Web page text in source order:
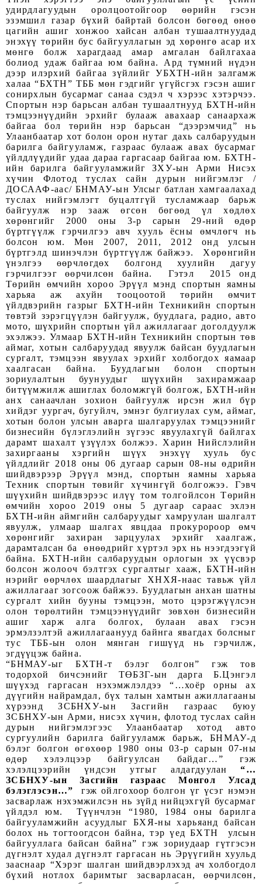
удирдлагуудын оролцоотойгоор өөрийн гэсэн
эзэмшил газар бүхий байртай болсон бөгөөд өнөө
цагийн ашиг хонжоо хайсан албан тушаалтнуудад
энэхүү төрийн бус байгууллагын эд хөрөнгө асар их
мөнгө болж харагдаад амар амгалан байлгахаа
болиод удаж байгаа юм байна. Ард түмний нүдэн
дээр илэрхий байгаа зүйлийг УБХТН-ийн залгамж
халаа “БХТН” ТББ мөн гэдгийг үгүйсгэх гэсэн ашиг
сонирхлын бусармаг санаа сэдэл ч хэрээс хэтэрчээ.
Спортын нэр барьсан албан тушаалтнууд БХТН-ийн
тэмцээнүүдийн эрхийг булааж авахаар санаархаж
байгаа бол төрийн нэр барьсан “дээрэмчид” нь
Улаанбаатар хот болон орон нутаг дахь салбаруудын
барилга байгууламж, газраас булааж авах бусармаг
үйлдлүүдийг удаа дараа гаргасаар байгаа юм. БХТН-
ийн барилга байгууламжийг ЗХУ-ын Арми Нисэх
хүчин Флотод туслах сайн дурын нийгэмлэг /
ДОСААФ-аас/ БНМАУ-ын Улсыг батлан хамгаалахад
туслах нийгэмлэгт буцалтгүй тусламжаар барьж
байгуулж нэр зааж өгсөн бөгөөд үл хөдлөх
хөрөнгийг 2000 оны 3-р сарын 29-ний өдөр
бүртгүүлж гэрчилгээ авч хууль ёсны өмчлөгч нь
болсон юм. Мөн 2007, 2011, 2012 онд улсын
бүртгэлд шинэчлэн бүртгүүлж байжээ. Хөрөнгийн
үнэлгээ өөрчлөгдөх болгонд хуулийн дагуу
гэрчилгээг өөрчилсөн байна. Гэтэл 2015 онд
Төрийн өмчийн хороо Эрүүл мэнд спортын яамны
харьяа аж ахуйн тооцоотой төрийн өмчит
үйлдвэрийн газрыг БХТН-ийн Техникийн спортын
төвтэй зэрэгцүүлэн байгуулж, буудлага, радио, авто
мото, шүхрийн спортын үйл ажиллагааг доголдуулж
эхэлжээ. Улмаар БХТН-ийн Техникийн спортын төв
аймаг, хотын салбаруудад явуулж байсан буудлагын
сургалт, тэмцээн явуулах эрхийг холбогдох яамаар
хаалгасан байна. Буудлагын болон спортын
зориулалтын буунуудыг шүүхийн захирамжаар
битүүмжилж ашиглах боломжгүй болгож, БХТН-ийн
анх санаачлан зохион байгуулж ирсэн жил бүр
хийдэг уургач, бугуйлч, эмнэг булгиулах сум, аймаг,
хотын болон улсын аварга шалгаруулах тэмцээнийг
бизнесийн бүлэглэлийн зүгээс явуулахгүй байлгах
дарамт шахалт үзүүлэх болжээ. Харин Нийслэлийн
захиргааны хэргийн шүүх энэхүү хууль бус
үйлдлийг 2018 оны 06 дугаар сарын 08-ны өдрийн
шийдвэрээр Эрүүл мэнд, спортын яамны харьяа
Техник спортын төвийг хүчингүй болгожээ. Гэвч
шүүхийн шийдвэрээс илүү том толгойлсон Төрийн
өмчийн хороо 2019 оны 5 дугаар сараас эхлэн
БХТН-ийн аймгийн салбаруудыг хамруулан шалгалт
явуулж, улмаар шалгах явцдаа прокуророор өмч
хөрөнгийг захиран зарцуулах эрхийг хаалгаж,
дарамталсан ба өнөөдрийг хүртэл эрх нь нээгдээгүй
байна. БХТН-ийн салбаруудын орлогын эх үүсвэр
болсон жолооч бэлтгэх сургалтыг хааж, БХТН-ийн
нэрийг өөрчлөх шаардлагыг ХНХЯ-наас тавьж үйл
ажиллагааг зогсоож байжээ. Буудлагын анхан шатны
сургалт хийн бууны тэмцээн, мото цэрэгжүүлсэн
олон төрөлтийн тэмцээнүүдийг зөвхөн бизнесийн
ашиг харж алга болгох, булаан авах гэсэн
эрмэлзэлтэй ажиллагаанууд байнга явагдах болсныг
тус ТББ-ын олон мянган гишүүд нь гэрчилж,
эгдүүцэж байна.
“БНМАУ-ыг БХТН-т бэлэг болгон” гэж тов
тодорхой бичсэнийг ТӨБЗГ-ын дарга Б.Цэнгэл
шүүхэд гаргасан нэхэмжлэлдээ “…хоёр орны ах
дүүгийн найрамдал, бүх талын хамтын ажиллагааны
хүрээнд ЗСБНХУ-ын Засгийн газраас буюу
ЗСБНХУ-ын Арми, нисэх хүчин, флотод туслах сайн
дурын нийгэмлэгээс Улаанбаатар хотод авто
сургуулийн барилга байгууламж барьж, БНМАУ-д
бэлэг болгон өгөхөөр 1980 оны 03-р сарын 07-ны
өдөр хэлэлцээр байгуулсан байдаг…” гэж
хэлэлцээрийн үндсэн утгыг алдагдуулан“…
ЗСБНХУ-ын Засгийн газраас Монгол Улсад
бэлэглэсэн…” гэж ойлгохоор болгон үг үсэг нэмэн
засварлаж нэхэмжилсэн нь зүйд нийцэхгүй бусармаг
үйлдэл юм. Түүнчлэн “1980, 1984 оны барилга
байгууламжийн асуудлыг БХЯ-ны харьяанд байсан
болох нь тогтоогдсон байна, тэр үед БХТН улсын
байгууллага байсан байна” гэж зориудаар гүтгэсэн
дүгнэлт худал дүгнэлт гаргасан нь Эрүүгийн хуульд
зааснаар “Хэрэг шалган шийдвэрлэхэд ач холбогдол
бүхий нотлох баримтыг засварласан, өөрчилсөн,